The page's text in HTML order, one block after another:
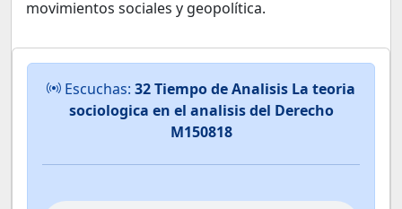
movimientos sociales y geopolítica.
Escuchas: 32 Tiempo de Analisis La teoria
sociologica en el analisis del Derecho
M150818